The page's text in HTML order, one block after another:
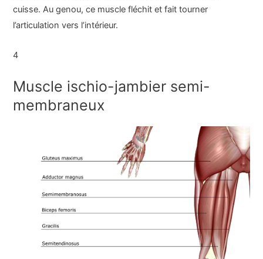
cuisse. Au genou, ce muscle fléchit et fait tourner
l’articulation vers l’intérieur.
4
Muscle ischio-jambier semi-
membraneux